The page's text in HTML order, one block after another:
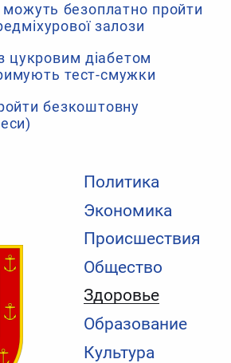
Политика
Экономика
Происшествия
Общество
Здоровье
Образование
Культура
можуть безоплатно пройти
залози
цукровим діабетом
тест-смужки
безкоштовну